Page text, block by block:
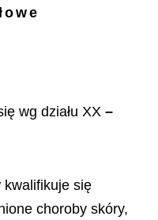
wg działu XX –
kwalifikuje się
choroby skóry,